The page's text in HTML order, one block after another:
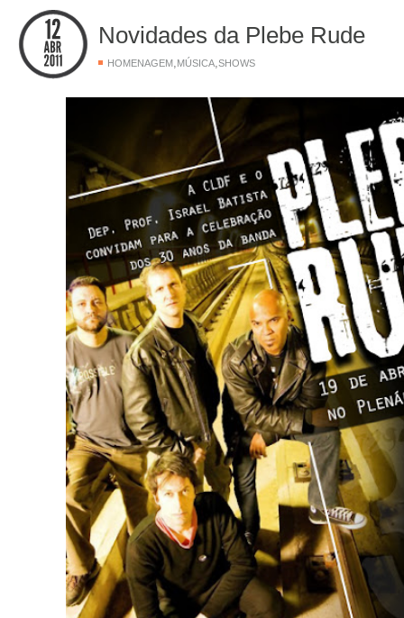
Novidades da Plebe Rude
HOMENAGEM, MÚSICA,SHOWS